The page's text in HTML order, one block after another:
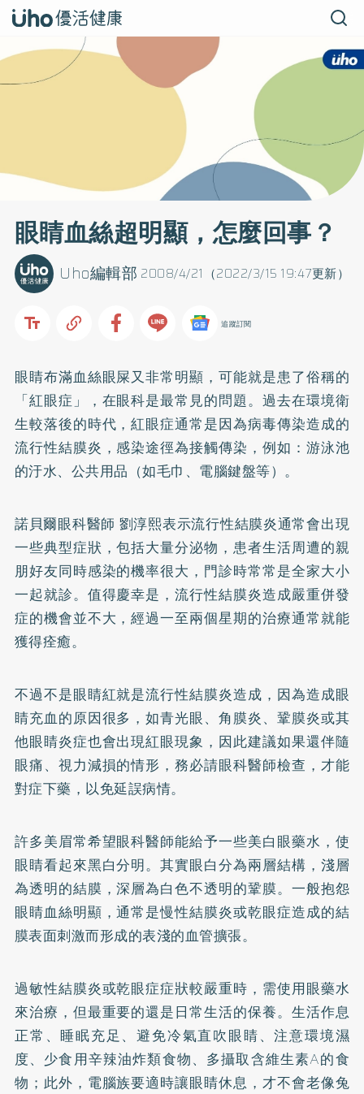
眼睛血絲超明顯，怎麼回事？
2008/4/21（2022/3/15 19:47更新）
Uho編輯部
追蹤訂閱
眼睛布滿血絲眼屎又非常明顯，可能就是患了俗稱的
「紅眼症」，在眼科是最常見的問題。過去在環境衛
生較落後的時代，紅眼症通常是因為病毒傳染造成的
流行性結膜炎，感染途徑為接觸傳染，例如：游泳池
的汙水、公共用品（如毛巾、電腦鍵盤等）。
諾貝爾眼科醫師 劉淳熙表示流行性結膜炎通常會出現
一些典型症狀，包括大量分泌物，患者生活周遭的親
朋好友同時感染的機率很大，門診時常常是全家大小
一起就診。值得慶幸是，流行性結膜炎造成嚴重併發
症的機會並不大，經過一至兩個星期的治療通常就能
獲得痊癒。
不過不是眼睛紅就是流行性結膜炎造成，因為造成眼
睛充血的原因很多，如青光眼、角膜炎、鞏膜炎或其
他眼睛炎症也會出現紅眼現象，因此建議如果還伴隨
眼痛、視力減損的情形，務必請眼科醫師檢查，才能
對症下藥，以免延誤病情。
許多美眉常希望眼科醫師能給予一些美白眼藥水，使
眼睛看起來黑白分明。其實眼白分為兩層結構，淺層
為透明的結膜，深層為白色不透明的鞏膜。一般抱怨
眼睛血絲明顯，通常是慢性結膜炎或乾眼症造成的結
膜表面刺激而形成的表淺的血管擴張。
過敏性結膜炎或乾眼症症狀較嚴重時，需使用眼藥水
來治療，但最重要的還是日常生活的保養。生活作息
正常、睡眠充足、避免冷氣直吹眼睛、注意環境濕
度、少食用辛辣油炸類食物、多攝取含維生素A的食
物；此外，電腦族要適時讓眼睛休息，才不會老像兔